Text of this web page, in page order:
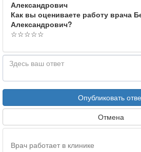
Александрович
Как вы оцениваете работу врача
Александрович?
☆☆☆☆☆
Опубликовать
Отмена
Врач работает в клинике